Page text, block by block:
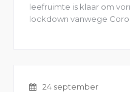
leefruimte is klaar om
lockdown vanwege
24 september